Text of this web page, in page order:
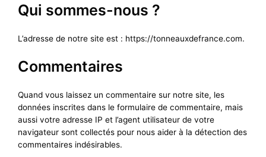
Qui sommes-nous ?
L’adresse de notre site est : https://tonneauxdefrance.com.
Commentaires
Quand vous laissez un commentaire sur notre site, les
données inscrites dans le formulaire de commentaire, mais
aussi votre adresse IP et l’agent utilisateur de votre
navigateur sont collectés pour nous aider à la détection des
commentaires indésirables.